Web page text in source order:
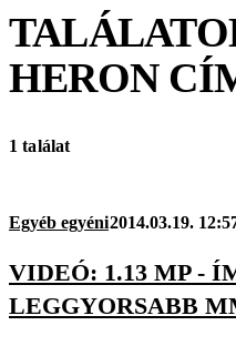
HERON
1 találat
Egyéb egyéni2014.03.19.
VIDEÓ: 1.13 MP -
LEGGYORSABB